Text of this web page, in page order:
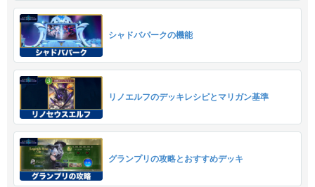
シャドバパークの機能
リノエルフのデッキレシピとマリガン基準
グランプリの攻略とおすすめデッキ